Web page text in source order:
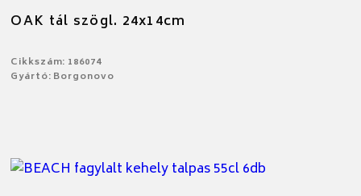
OAK tál szögl. 24x14cm
Cikkszám: 186074
Gyártó: Borgonovo